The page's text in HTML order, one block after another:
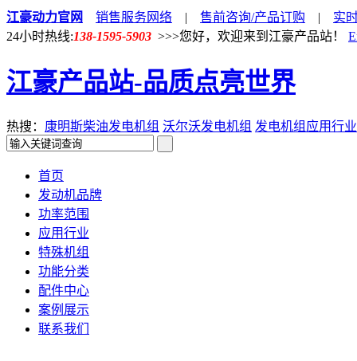
江豪动力官网 销售服务网络 | 售前咨询/产品订购 | 实
24小时热线:138-1595-5903 >>>您好，欢迎来到江豪产品站！
江豪产品站-品质点亮世界
热搜： 康明斯柴油发电机组 沃尔沃发电机组 发电机组应用行业
首页
发动机品牌
功率范围
应用行业
特殊机组
功能分类
配件中心
案例展示
联系我们